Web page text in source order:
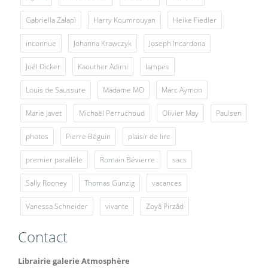
Gabriella Zalapì Harry Koumrouyan Heike Fiedler
inconnue Johanna Krawczyk Joseph Incardona
Joël Dicker Kaouther Adimi lampes
Louis de Saussure Madame MO Marc Aymon
Marie Javet Michaël Perruchoud Olivier May Paulsen
photos Pierre Béguin plaisir de lire
premier parallèle Romain Bévierre sacs
Sally Rooney Thomas Gunzig vacances
Vanessa Schneider vivante Zoyâ Pirzâd
Contact
Librairie galerie Atmosphère